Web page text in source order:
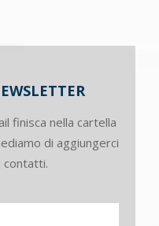
finisca nella cartella
di aggiungerci
contatti.